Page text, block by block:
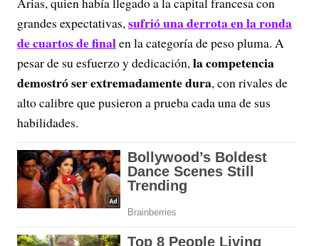
grandes expectativas,sufrió una derrota en la ronda
de cuartos de finalen la categoría de peso pluma. A
pesar de su esfuerzo y dedicación,la competencia
demostró ser extremadamente dura, con rivales de
alto calibre que pusieron a prueba cada una de sus
habilidades.